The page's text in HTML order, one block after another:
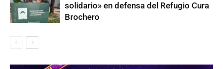
solidario» en defensa del Refugio Cura
Brochero